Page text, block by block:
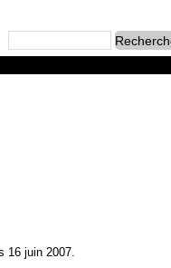
16 juin 2007.